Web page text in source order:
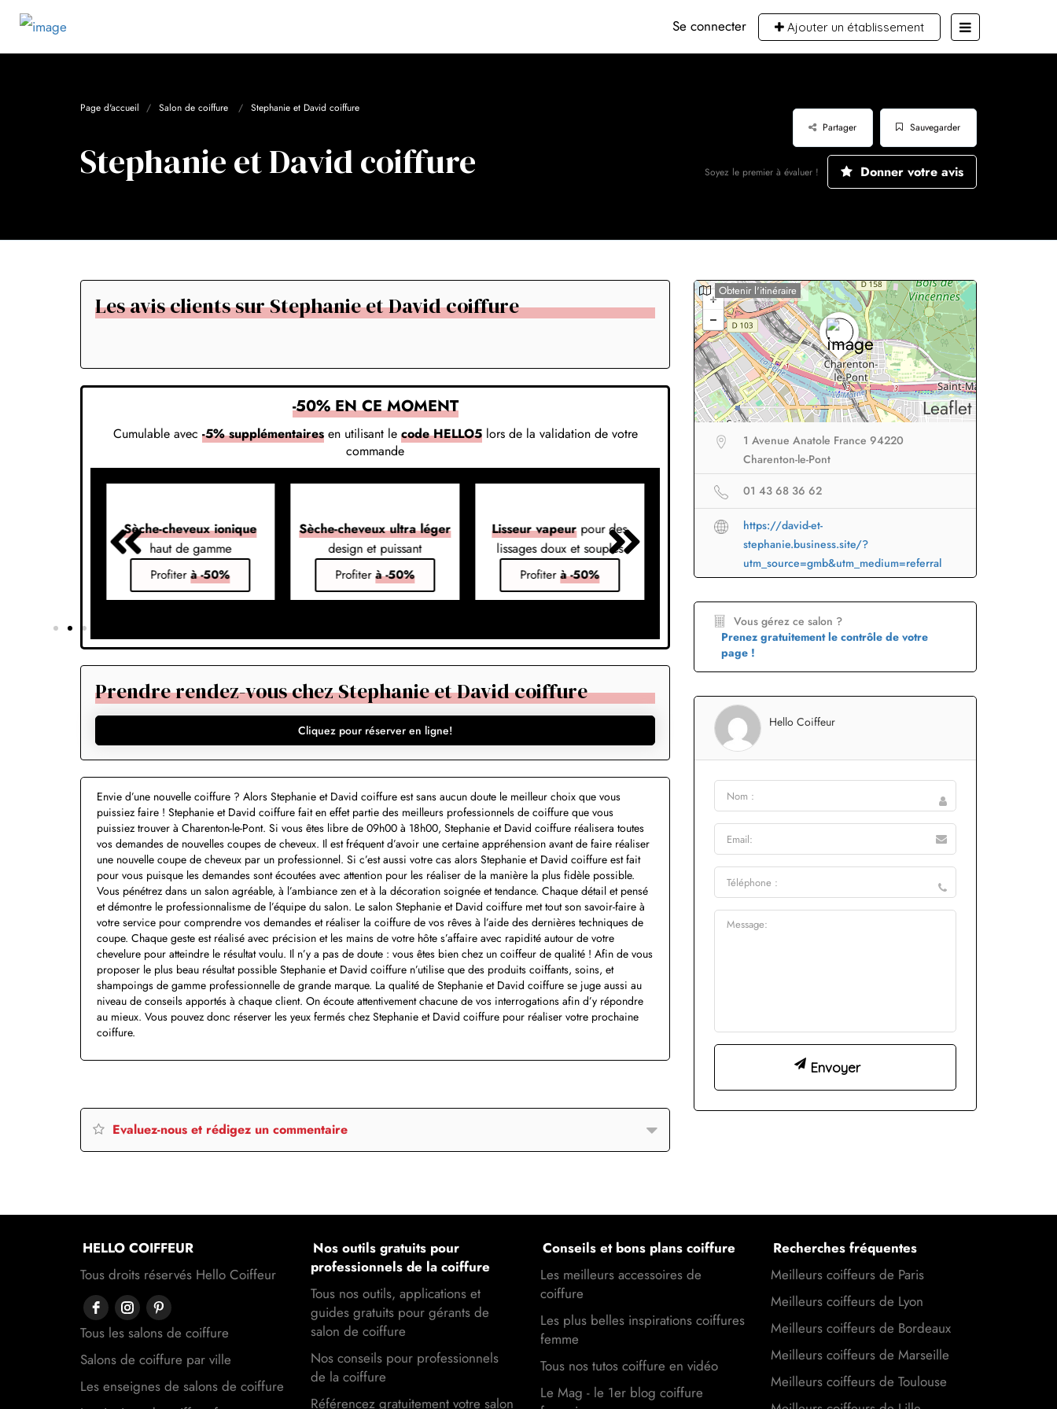
Se connecter Ajouter un établissement
Page d'accueil Salon de coiffure Stephanie et David coiffure
Stephanie et David coiffure
Sauvegarder
Partager
Soyez le premier à évaluer ! Donner votre avis
Les avis clients sur Stephanie et David coiffure
-50% EN CE MOMENT
Cumulable avec -5% supplémentairesen utilisant le code HELLO5lors de la validation de votre
commande
Sèche-cheveux ionique
haut de gamme
Profiterà -50%
Sèche-cheveux ultra léger
design et puissant
Profiterà -50%
Lisseur vapeurpour des
lissages doux et souples
Profiterà -50%
Lisseur sans filfacile à
emporter en voyage
Profiterà -50% Profiterà -50%
Prendre rendez-vous chez Stephanie et David coiffure
Cliquez pour réserver en ligne!
Envie d’une nouvelle coiffure ? Alors Stephanie et David coiffure est sans aucun doute le meilleur choix que vous
puissiez faire ! Stephanie et David coiffure fait en effet partie des meilleurs professionnels de coiffure que vous
puissiez trouver à Charenton-le-Pont. Si vous êtes libre de 09h00 à 18h00, Stephanie et David coiffure réalisera toutes
vos demandes de nouvelles coupes de cheveux. Il est fréquent d’avoir une certaine appréhension avant de faire réaliser
une nouvelle coupe de cheveux par un professionnel. Si c’est aussi votre cas alors Stephanie et David coiffure est fait
pour vous puisque les demandes sont écoutées avec attention pour les réaliser de la manière la plus fidèle possible.
Vous pénétrez dans un salon agréable, à l’ambiance zen et à la décoration soignée et tendance. Chaque détail et pensé
et démontre le professionnalisme de l’équipe du salon. Le salon Stephanie et David coiffure met tout son savoir-faire à
votre service pour comprendre vos demandes et réaliser la coiffure de vos rêves à l’aide des dernières techniques de
coupe. Chaque geste est réalisé avec précision et les mains de votre hôte s’affaire avec rapidité autour de votre
chevelure pour atteindre le résultat voulu. Il n’y a pas de doute : vous êtes bien chez un coiffeur de qualité ! Afin de vous
proposer le plus beau résultat possible Stephanie et David coiffure n’utilise que des produits coiffants, soins, et
shampoings de gamme professionnelle de grande marque. La qualité de Stephanie et David coiffure se juge aussi au
niveau de conseils apportés à chaque client. On écoute attentivement chacune de vos interrogations afin d’y répondre
au mieux. Vous pouvez donc réserver les yeux fermés chez Stephanie et David coiffure pour réaliser votre prochaine
coiffure.
Evaluez-nous et rédigez un commentaire
Leaflet
Obtenir l'itinéraire
1 Avenue Anatole France 94220
Charenton-le-Pont
01 43 68 36 62
https://david-et-
stephanie.business.site/?
utm_source=gmb&utm_medium=referral
Vous gérez ce salon ?
Prenez gratuitement le contrôle de votre
page !
Hello Coiffeur
HELLO COIFFEUR
Tous droits réservés Hello Coiffeur
Tous les salons de coiffure
Salons de coiffure par ville
Les enseignes de salons de coiffure
Nos outils gratuits pour
professionnels de la coiffure
Tous nos outils, applications et
guides gratuits pour gérants de
salon de coiffure
Nos conseils pour professionnels
de la coiffure
Référencez gratuitement votre salon
Conseils et bons plans coiffure
Les meilleurs accessoires de
coiffure
Les plus belles inspirations coiffures
femme
Tous nos tutos coiffure en vidéo
Le Mag - le 1er blog coiffure
Recherches fréquentes
Meilleurs coiffeurs de Paris
Meilleurs coiffeurs de Lyon
Meilleurs coiffeurs de Bordeaux
Meilleurs coiffeurs de Marseille
Meilleurs coiffeurs de Toulouse